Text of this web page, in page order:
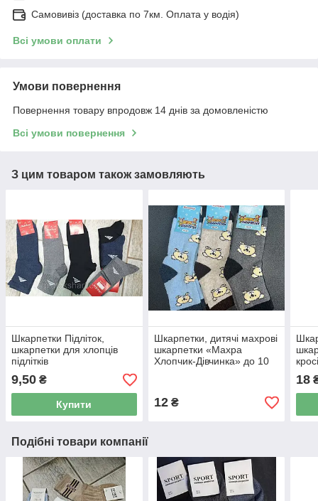
Самовивіз (доставка по 7км. Оплата у водія)
Всі умови оплати
Умови повернення
Повернення товару впродовж 14 днів за домовленістю
Всі умови повернення
З цим товаром також замовляють
Шкарпетки Підліток,
шкарпетки для хлопців
підлітків
9,50 ₴
Купити
Шкарпетки, дитячі махрові
шкарпетки «Махра
Хлопчик-Дівчинка» до 10
12₴
18
Подібні товари компанії